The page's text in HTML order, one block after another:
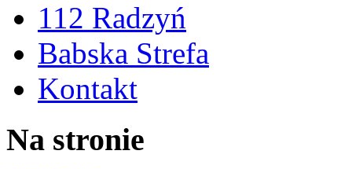
112 Radzyń
Babska Strefa
Kontakt
Na stronie